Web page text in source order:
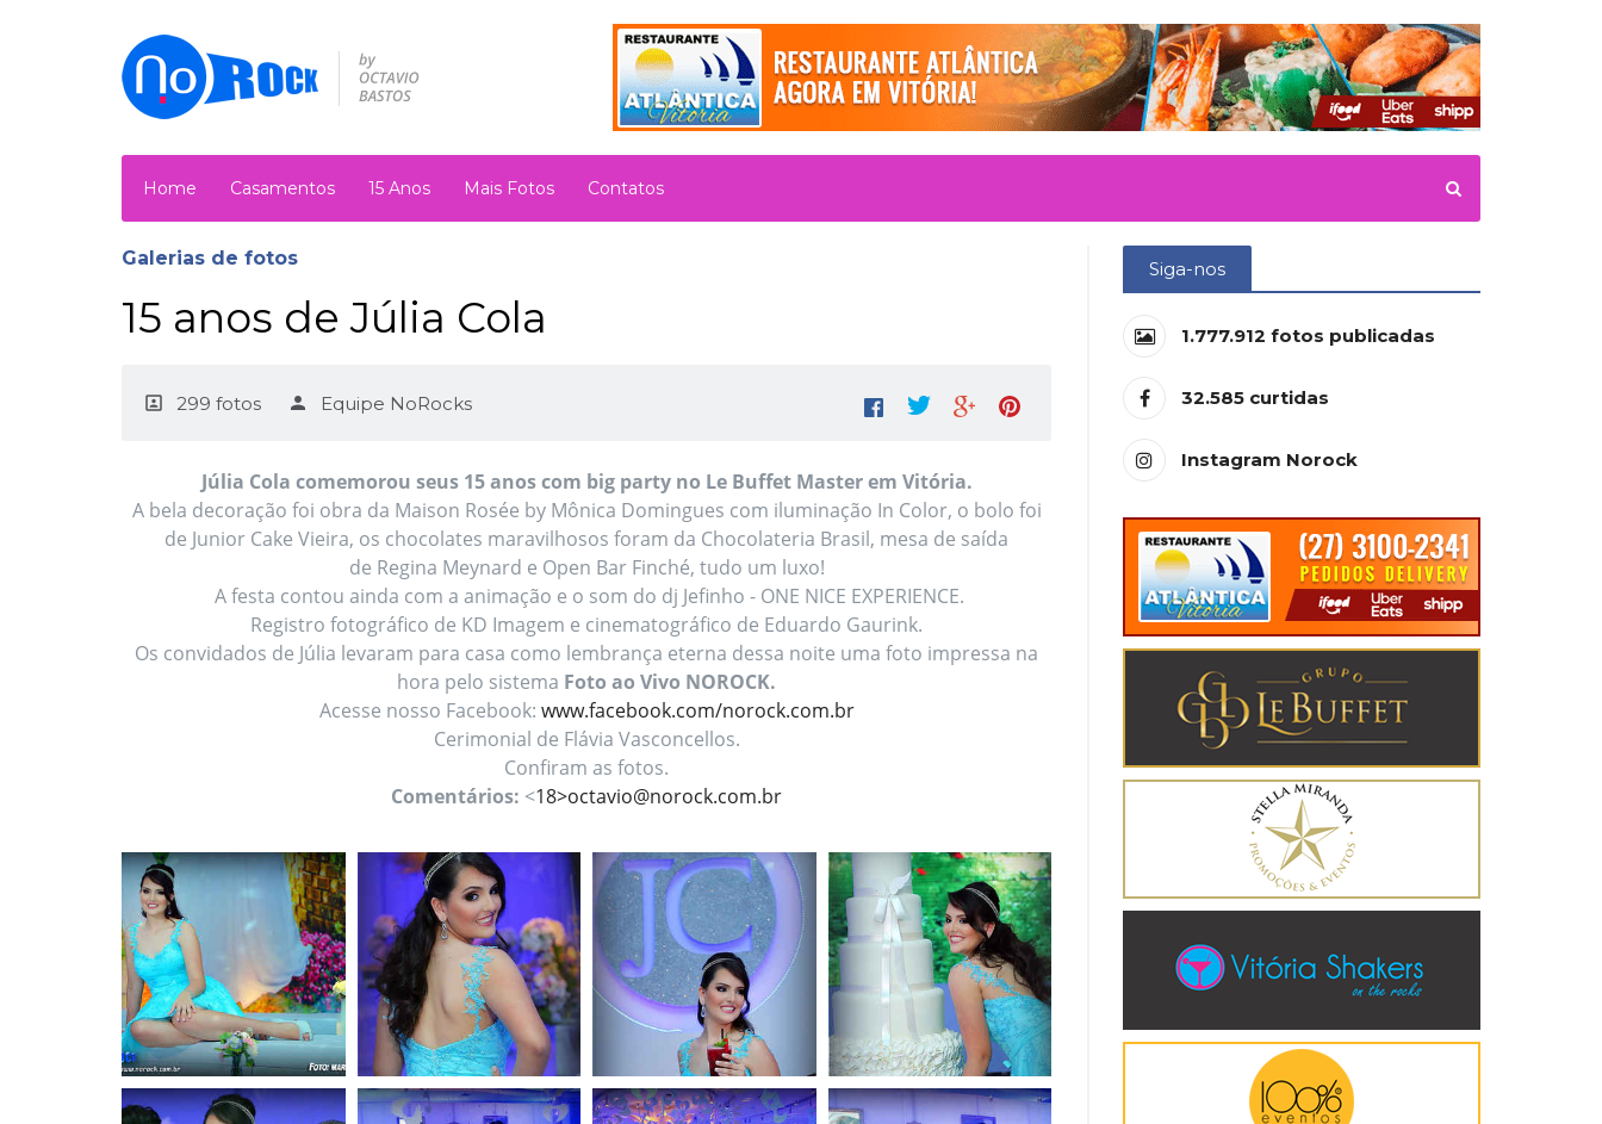
Home Casamentos 15 Anos Mais Fotos Contatos
Galerias de fotos
15 anos de Júlia Cola
portrait 299 fotos person Equipe NoRocks
Júlia Cola comemorou seus 15 anos com big party no Le Buffet Master em Vitória.
A bela decoração foi obra da Maison Rosée by Mônica Domingues com iluminação In Color, o bolo foi
de Junior Cake Vieira, os chocolates maravilhosos foram da Chocolateria Brasil, mesa de saída
de Regina Meynard e Open Bar Finché, tudo um luxo!
A festa contou ainda com a animação e o som do dj Jefinho - ONE NICE EXPERIENCE.
Registro fotográfico de KD Imagem e cinematográfico de Eduardo Gaurink.
Os convidados de Júlia levaram para casa como lembrança eterna dessa noite uma foto impressa na
hora pelo sistema Foto ao Vivo NOROCK.
Acesse nosso Facebook: www.facebook.com/norock.com.br
Cerimonial de Flávia Vasconcellos.
Confiram as fotos.
Comentários: <18>octavio@norock.com.br
Siga-nos
1.777.912 fotos publicadas
32.585 curtidas
Instagram Norock